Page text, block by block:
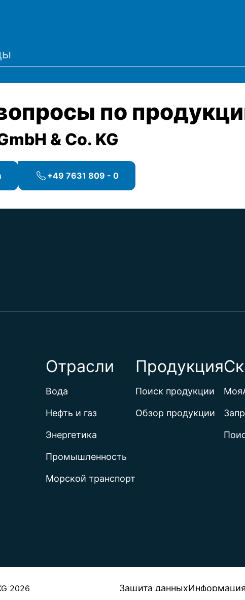
по
& Co. KG
+49 7631 809 - 0
Отрасли
Вода
Нефть и газ
Энергетика
Промышленность
Морской транспорт
Продукция
Поиск продукции
Обзор продукции
2026 Защита данных